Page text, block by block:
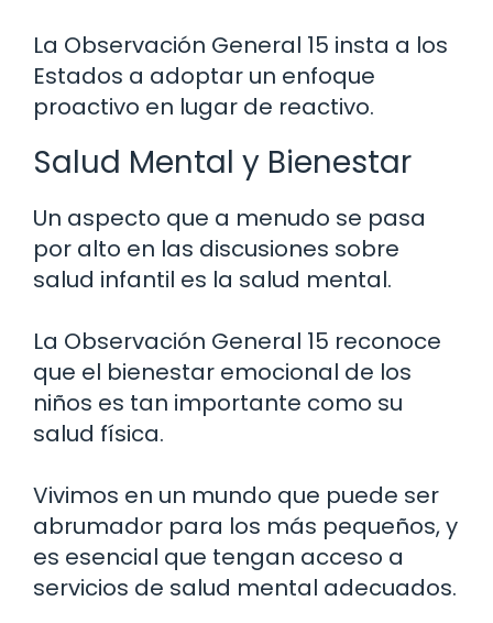
La Observación General 15 insta a los
Estados a adoptar un enfoque
proactivo en lugar de reactivo.
Salud Mental y Bienestar
Un aspecto que a menudo se pasa
por alto en las discusiones sobre
salud infantil es la salud mental.
La Observación General 15 reconoce
que el bienestar emocional de los
niños es tan importante como su
salud física.
Vivimos en un mundo que puede ser
abrumador para los más pequeños, y
es esencial que tengan acceso a
servicios de salud mental adecuados.